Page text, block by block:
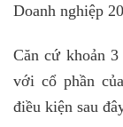
Doanh nghiệp
Căn cứ khoản
với cổ phần
điều kiện sau